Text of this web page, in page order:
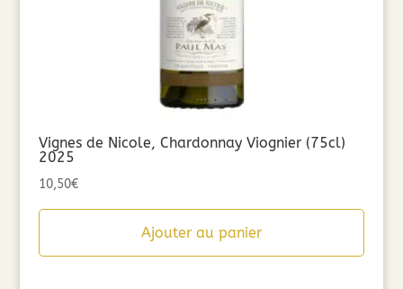
Vignes de Nicole, Chardonnay Viognier (75cl)
2025
10,50€
Ajouter au panier